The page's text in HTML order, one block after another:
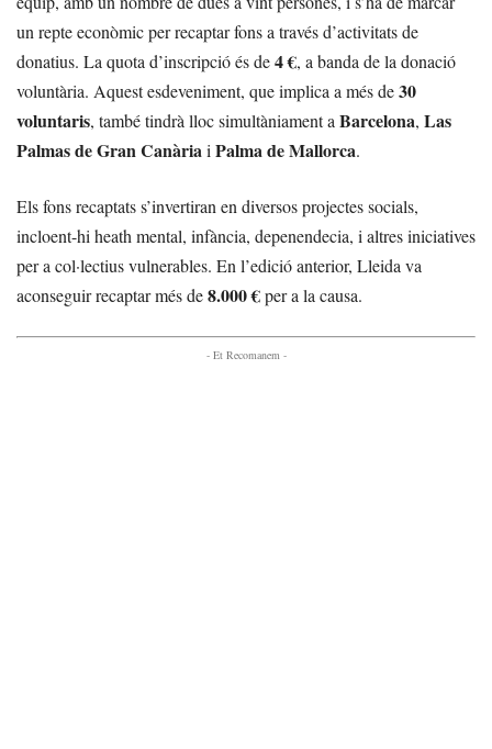
un repte econòmic per recaptar fons a través d’activitats de
donatius. La quota d’inscripció és de4 €, a banda de la donació
voluntària. Aquest esdeveniment, que implica a més de30
voluntaris, també tindrà lloc simultàniament a Barcelona, Las
Palmas de Gran Canàriai Palma de Mallorca.
Els fons recaptats s’invertiran en diversos projectes socials,
incloent-hi heath mental, infància, depenendecia, i altres iniciatives
per a col·lectius vulnerables. En l’edició anterior, Lleida va
aconseguir recaptar més de8.000 €per a la causa.
- Et Recomanem -